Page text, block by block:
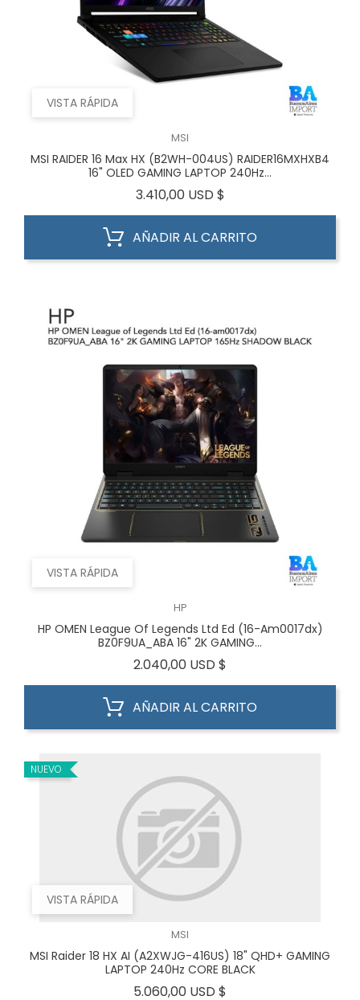
VISTA RÁPIDA
MSI
MSI RAIDER 16 Max HX (B2WH-004US) RAIDER16MXHXB4
16" OLED GAMING LAPTOP 240Hz...
3.410,00 USD $
AÑADIR AL CARRITO
VISTA RÁPIDA
HP
HP OMEN League Of Legends Ltd Ed (16-Am0017dx)
BZ0F9UA_ABA 16" 2K GAMING...
2.040,00 USD $
AÑADIR AL CARRITO
VISTA RÁPIDA
NUEVO
MSI
MSI Raider 18 HX AI (A2XWJG-416US) 18" QHD+ GAMING
LAPTOP 240Hz CORE BLACK
5.060,00 USD $